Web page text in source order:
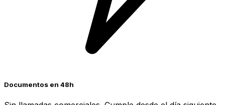
Documentos en 48h